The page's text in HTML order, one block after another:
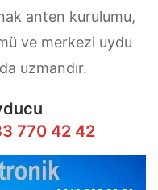
anten kurulumu,
ve merkezi uydu
uzmandır.
770 42 42